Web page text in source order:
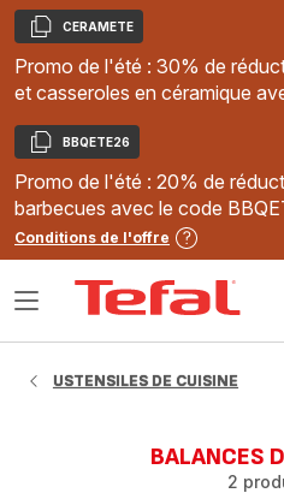
Copier
CERAMETE
Promo de l'été : 30% de
et casseroles en céramique
Copier
BBQETE26
Promo de l'été : 20% de
barbecues avec le code
Conditions de l'offre
Ouvrir
USTENSILES DE CUISINE
BALANCES
2